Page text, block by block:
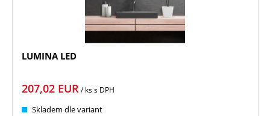
LUMINA LED
207,02 EUR/ kss DPH
Skladem dle variant